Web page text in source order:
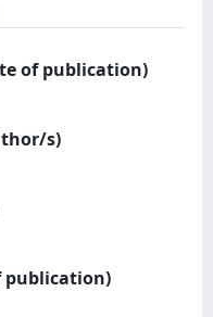
of publication)
s)
publication)